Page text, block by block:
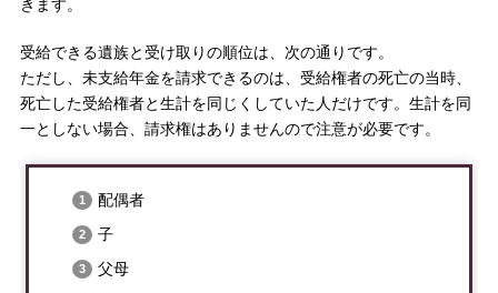
きます。
受給できる遺族と受け取りの順位は、次の通りです。
ただし、未支給年金を請求できるのは、受給権者の死亡の当時、
死亡した受給権者と生計を同じくしていた人だけです。生計を同
一としない場合、請求権はありませんので注意が必要です。
配偶者
子
父母